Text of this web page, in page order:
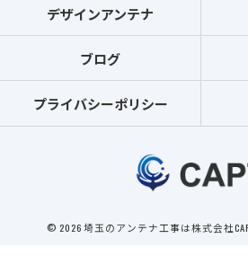
デザインアンテナ
ブログ
プライバシーポリシー
© 2026 埼玉のアンテナ工事は株式会社CAPT